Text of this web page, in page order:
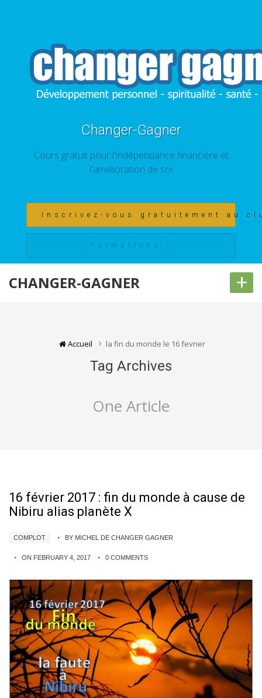
Changer-Gagner
Cours gratuit pour l'indépendance financière et
l'amélioration de soi
Inscrivez-vous gratuitement au
Formations !
CHANGER-GAGNER +
Accueil la fin du monde le 16 fevrier
Tag Archives
One Article
16 février 2017 : fin du monde à cause de
Nibiru alias planète X
COMPLOT BY MICHEL DE CHANGER GAGNER
ON FEBRUARY 4, 2017 0 COMMENTS